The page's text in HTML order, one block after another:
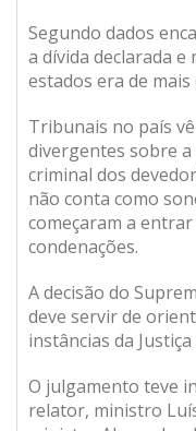
Segundo dados
a dívida declarada e
estados era de mais
Tribunais no país
divergentes sobre a
criminal dos
não conta como
começaram a
condenações.
A decisão do
deve servir de
instâncias da
O julgamento teve
relator, ministro